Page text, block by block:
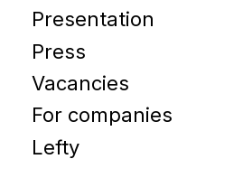
Presentation
Press
Vacancies
For companies
Lefty